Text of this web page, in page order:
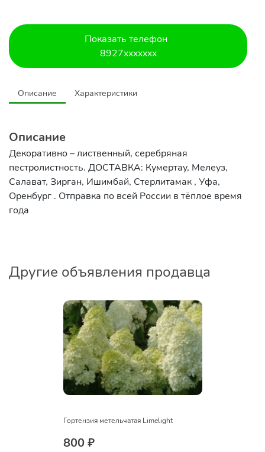
Показать телефон
8927xxxxxxx
Описание Характеристики
Описание
Декоративно – лиственный, серебряная
пестролистность. ДОСТАВКА: Кумертау, Мелеуз,
Салават, Зирган, Ишимбай, Стерлитамак , Уфа,
Оренбург . Отправка по всей России в тёплое время
года
Другие объявления продавца
Гортензия метельчатая Limelight
800 ₽